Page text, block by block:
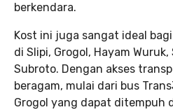
berkendara.
Kost ini juga sangat ideal
di Slipi, Grogol, Hayam
Subroto. Dengan akses
beragam, mulai dari bus
Grogol yang dapat ditempuh